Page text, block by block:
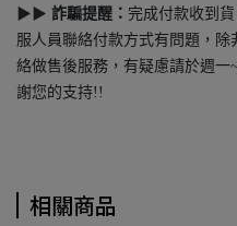
▶▶ 詐騙提醒： 完成付款收到
服人員聯絡付款方式有問題，
絡做售後服務，有疑慮請於週一
謝您的支持!!
相關商品